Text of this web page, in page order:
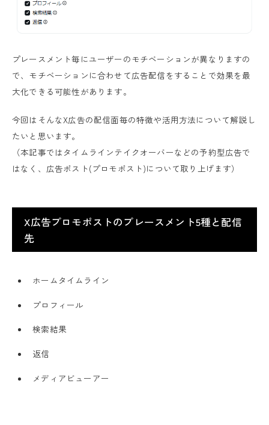
プレースメント毎にユーザーのモチベーションが異なりますの
で、モチベーションに合わせて広告配信をすることで効果を最
大化できる可能性があります。
今回はそんなX広告の配信面毎の特徴や活用方法について解説し
たいと思います。
（本記事ではタイムラインテイクオーバーなどの予約型広告で
はなく、広告ポスト(プロモポスト)について取り上げます）
X広告プロモポストのプレースメント5種と配信
先
ホームタイムライン
プロフィール
検索結果
返信
メディアビューアー